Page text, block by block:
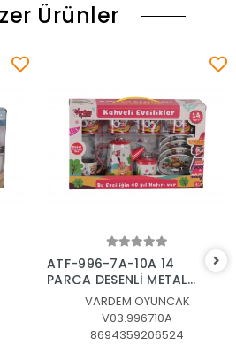
Ürünler
ATF-996-7A-10A 14
PARÇA DESENLİ METAL
ÇAY SETVARDEM OYUNCAK
V03.996710A
8694359206524